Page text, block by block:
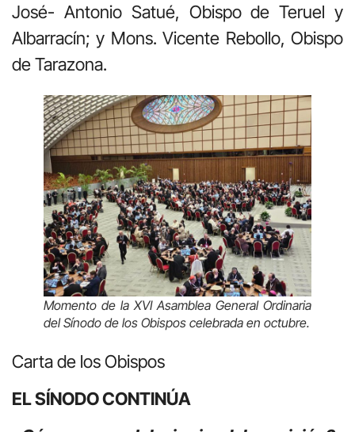
José- Antonio Satué, Obispo de Teruel y
Albarracín; y Mons. Vicente Rebollo, Obispo
de Tarazona.
Momento de la XVI Asamblea General Ordinaria
del Sínodo de los Obispos celebrada en octubre.
Carta de los Obispos
EL SÍNODO CONTINÚA